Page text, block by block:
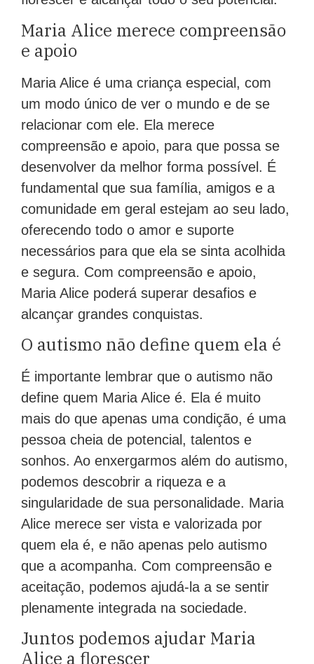
Maria Alice merece compreensão
e apoio
Maria Alice é uma criança especial, com
um modo único de ver o mundo e de se
relacionar com ele. Ela merece
compreensão e apoio, para que possa se
desenvolver da melhor forma possível. É
fundamental que sua família, amigos e a
comunidade em geral estejam ao seu lado,
oferecendo todo o amor e suporte
necessários para que ela se sinta acolhida
e segura. Com compreensão e apoio,
Maria Alice poderá superar desafios e
alcançar grandes conquistas.
O autismo não define quem ela é
É importante lembrar que o autismo não
define quem Maria Alice é. Ela é muito
mais do que apenas uma condição, é uma
pessoa cheia de potencial, talentos e
sonhos. Ao enxergarmos além do autismo,
podemos descobrir a riqueza e a
singularidade de sua personalidade. Maria
Alice merece ser vista e valorizada por
quem ela é, e não apenas pelo autismo
que a acompanha. Com compreensão e
aceitação, podemos ajudá-la a se sentir
plenamente integrada na sociedade.
Juntos podemos ajudar Maria
Alice a florescer